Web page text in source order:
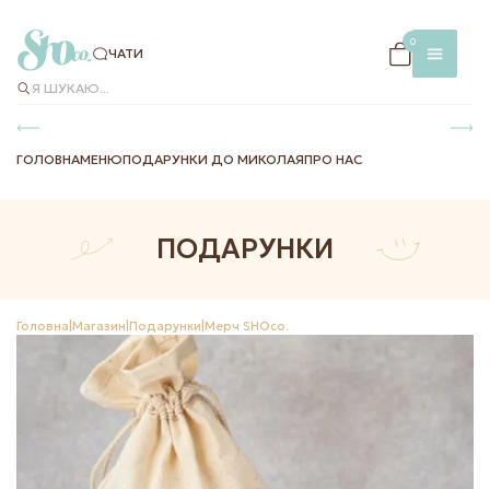
Я ШУКАЮ...
ЧАТИ
0
ГОЛОВНАМЕНЮПОДАРУНКИ ДО МИКОЛАЯПРО НАС
×
ПОДАРУНКИ
Головна Магазин Подарунки Мерч SHOco.